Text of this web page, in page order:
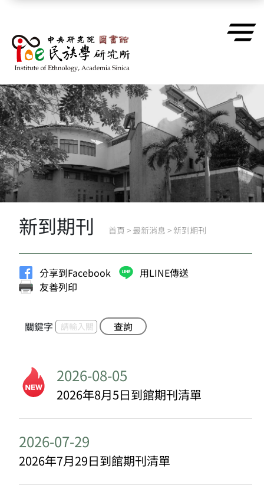
新到期刊 首頁 > 最新消息 > 新到期刊
分享到Facebook
用LINE傳送
友善列印
關鍵字 查詢
2026-08-05
2026年8月5日到館期刊清單
2026-07-29
2026年7月29日到館期刊清單